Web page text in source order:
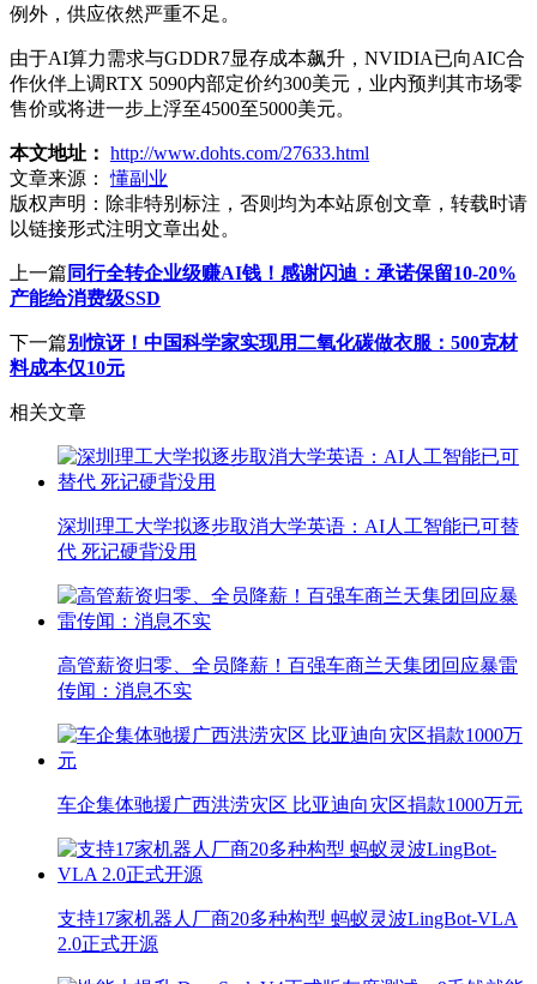
例外，供应依然严重不足。
由于AI算力需求与GDDR7显存成本飙升，NVIDIA已向AIC合
作伙伴上调RTX 5090内部定价约300美元，业内预判其市场零
售价或将进一步上浮至4500至5000美元。
本文地址： http://www.dohts.com/27633.html
文章来源：
懂副业
版权声明： 除非特别标注，否则均为本站原创文章，转载时请
以链接形式注明文章出处。
上一篇 同行全转企业级赚AI钱！感谢闪迪：承诺保留10-20%
产能给消费级SSD
下一篇别惊讶！中国科学家实现用二氧化碳做衣服：500克材
料成本仅10元
相关文章
深圳理工大学拟逐步取消大学英语：AI人工智能已可替
代 死记硬背没用
高管薪资归零、全员降薪！百强车商兰天集团回应暴雷
传闻：消息不实
车企集体驰援广西洪涝灾区 比亚迪向灾区捐款1000万元
支持17家机器人厂商20多种构型 蚂蚁灵波LingBot-VLA
2.0正式开源